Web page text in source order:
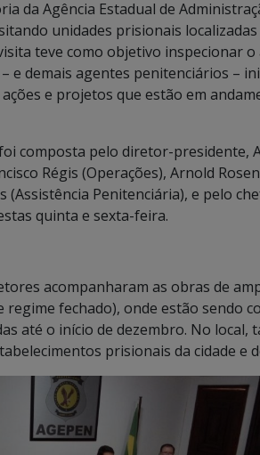
da Agência Estadual de
unidades prisionais
teve como objetivo inspecionar
e demais agentes penitenciários –
e projetos que estão em
composta pelo diretor-presidente,
Régis (Operações), Arnold
(Assistência Penitenciária), e pelo
quinta e sexta-feira.
acompanharam as obras de
regime fechado), onde estão sendo
até o início de dezembro. No
prisionais da cidade e